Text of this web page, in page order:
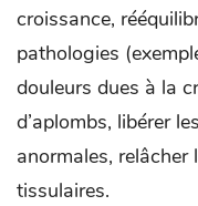
croissance,
pathologies
douleurs dues à la
d’aplombs, libérer
anormales,
tissulaires.